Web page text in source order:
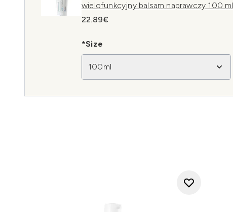
wielofunkcyjny balsam naprawczy 100 ml
22.89€
*Size
100ml